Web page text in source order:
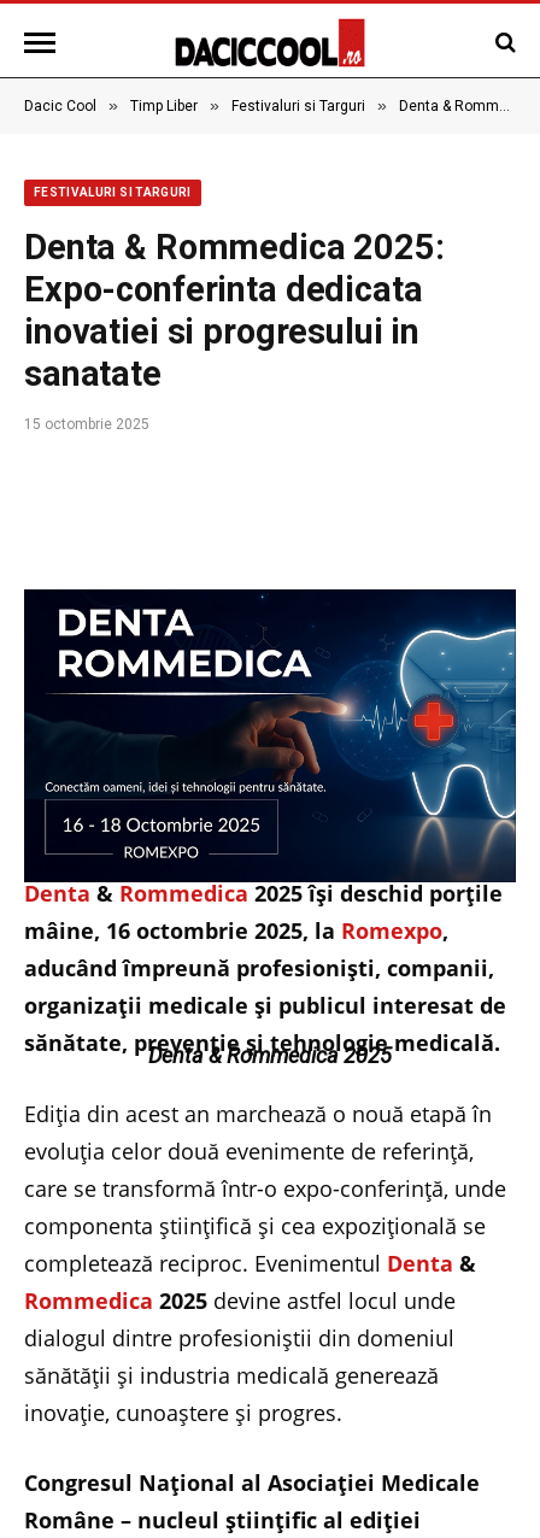
Dacic Cool » Timp Liber » Festivaluri si Targuri » Denta & Rommedica 2025: Expo-conferinta dedicata inovatiei si progresului in sanatate
FESTIVALURI SI TARGURI
Denta & Rommedica 2025:
Expo-conferinta dedicata
inovatiei si progresului in
sanatate
15 octombrie 2025
Denta & Rommedica 2025
Denta & Rommedica 2025 își deschid porțile
mâine, 16 octombrie 2025, la Romexpo,
aducând împreună profesioniști, companii,
organizații medicale și publicul interesat de
sănătate, prevenție și tehnologie medicală.
Ediția din acest an marchează o nouă etapă în
evoluția celor două evenimente de referință,
care se transformă într-o expo-conferință, unde
componenta științifică și cea expozițională se
completează reciproc. Evenimentul Denta &
Rommedica 2025 devine astfel locul unde
dialogul dintre profesioniștii din domeniul
sănătății și industria medicală generează
inovație, cunoaștere și progres.
Congresul Național al Asociației Medicale
Române – nucleul științific al ediției